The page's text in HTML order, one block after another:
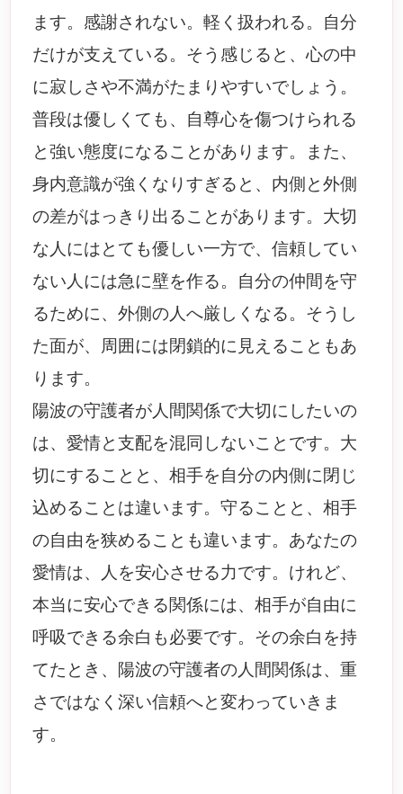
ます。感謝されない。軽く扱われる。自分
だけが支えている。そう感じると、心の中
に寂しさや不満がたまりやすいでしょう。
普段は優しくても、自尊心を傷つけられる
と強い態度になることがあります。また、
身内意識が強くなりすぎると、内側と外側
の差がはっきり出ることがあります。大切
な人にはとても優しい一方で、信頼してい
ない人には急に壁を作る。自分の仲間を守
るために、外側の人へ厳しくなる。そうし
た面が、周囲には閉鎖的に見えることもあ
ります。
陽波の守護者が人間関係で大切にしたいの
は、愛情と支配を混同しないことです。大
切にすることと、相手を自分の内側に閉じ
込めることは違います。守ることと、相手
の自由を狭めることも違います。あなたの
愛情は、人を安心させる力です。けれど、
本当に安心できる関係には、相手が自由に
呼吸できる余白も必要です。その余白を持
てたとき、陽波の守護者の人間関係は、重
さではなく深い信頼へと変わっていきま
す。